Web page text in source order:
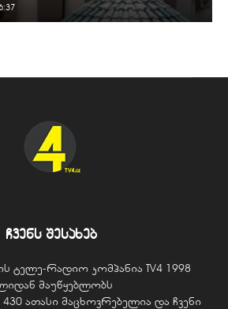
ჩვენს შესახებ
ტელე-რადიო კომპანია TV4 1998
მაუწყებლობს
ათასი მაცხოვრებელია და ჩვენი